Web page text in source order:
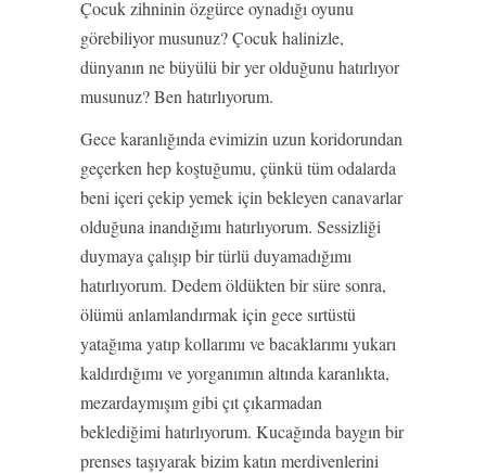
Çocuk zihninin özgürce oynadığı oyunu
görebiliyor musunuz? Çocuk halinizle,
dünyanın ne büyülü bir yer olduğunu hatırlıyor
musunuz? Ben hatırlıyorum.
Gece karanlığında evimizin uzun koridorundan
geçerken hep koştuğumu, çünkü tüm odalarda
beni içeri çekip yemek için bekleyen canavarlar
olduğuna inandığımı hatırlıyorum. Sessizliği
duymaya çalışıp bir türlü duyamadığımı
hatırlıyorum. Dedem öldükten bir süre sonra,
ölümü anlamlandırmak için gece sırtüstü
yatağıma yatıp kollarımı ve bacaklarımı yukarı
kaldırdığımı ve yorganımın altında karanlıkta,
mezardaymışım gibi çıt çıkarmadan
beklediğimi hatırlıyorum. Kucağında baygın bir
prenses taşıyarak bizim katın merdivenlerini